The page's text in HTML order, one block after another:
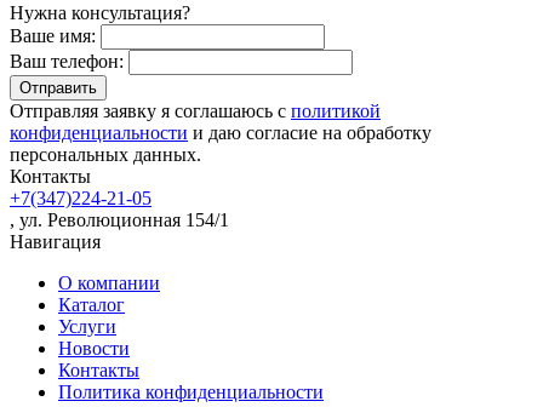
Нужна консультация?
Ваше имя:
Ваш телефон:
Отправляя заявку я соглашаюсь с политикой
конфиденциальности и даю согласие на обработку
персональных данных.
Контакты
+7(347)224-21-05
, ул. Революционная 154/1
Навигация
О компании
Каталог
Услуги
Новости
Контакты
Политика конфиденциальности